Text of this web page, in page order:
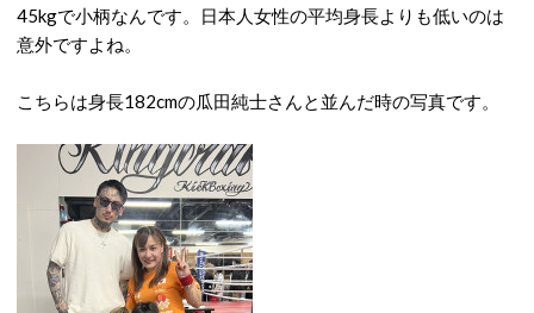
45kgで小柄なんです。日本人女性の平均身長よりも低いのは
意外ですよね。
こちらは身長182cmの瓜田純士さんと並んだ時の写真です。